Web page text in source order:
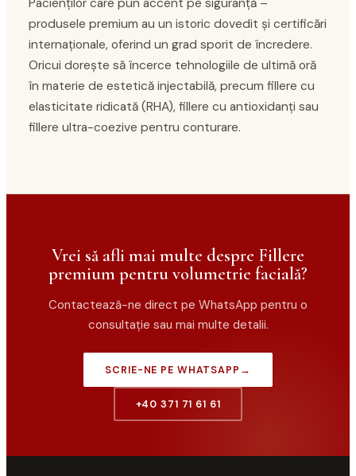
Pacienților care pun accent pe siguranță –
produsele premium au un istoric dovedit și certificări
internaționale, oferind un grad sporit de încredere.
Oricui dorește să încerce tehnologiile de ultimă oră
în materie de estetică injectabilă, precum fillere cu
elasticitate ridicată (RHA), fillere cu antioxidanți sau
fillere ultra-coezive pentru conturare.
Vrei să afli mai multe despre Fillere
premium pentru volumetrie facială?
Contactează-ne direct pe WhatsApp pentru o
consultație sau mai multe detalii.
SCRIE-NE PE WHATSAPP →
+40 371 71 61 61